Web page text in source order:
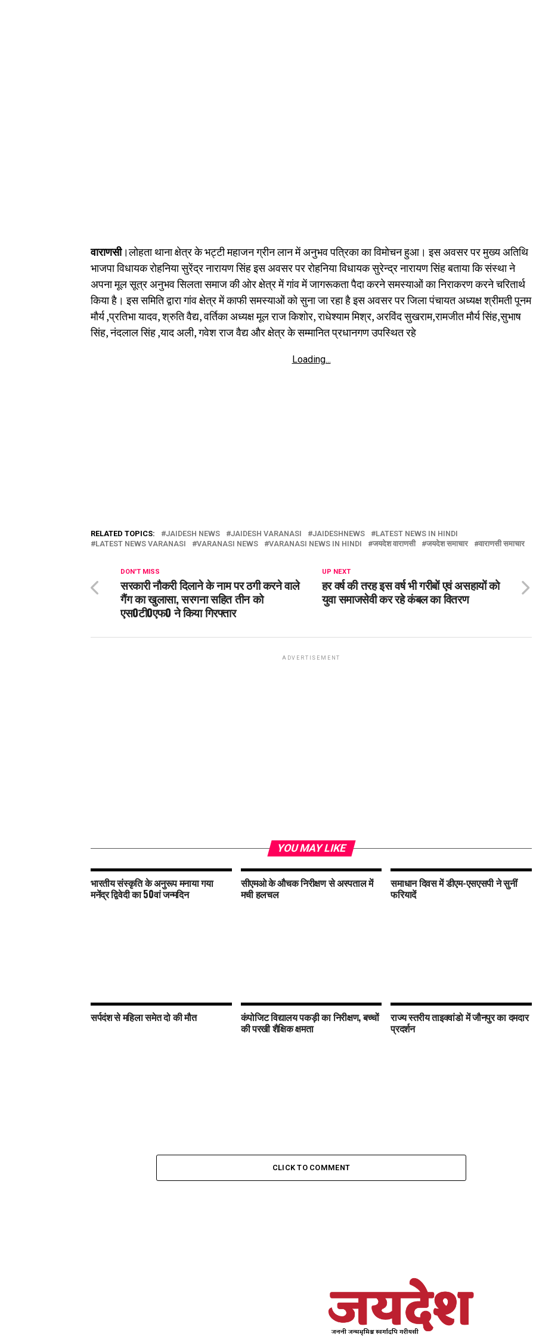
वाराणसी।लोहता थाना क्षेत्र के भट्टी महाजन ग्रीन लान में अनुभव पत्रिका का विमोचन हुआ। इस अवसर पर मुख्य अतिथि
भाजपा विधायक रोहनिया सुरेंद्र नारायण सिंह इस अवसर पर रोहनिया विधायक सुरेन्द्र नारायण सिंह बताया कि संस्था ने
अपना मूल सूत्र अनुभव सिलता समाज की ओर क्षेत्र में गांव में जागरूकता पैदा करने समस्याओं का निराकरण करने चरितार्थ
किया है। इस समिति द्वारा गांव क्षेत्र में काफी समस्याओं को सुना जा रहा है इस अवसर पर जिला पंचायत अध्यक्ष श्रीमती पूनम
मौर्य ,प्रतिभा यादव, श्रुति वैद्य, वर्तिका अध्यक्ष मूल राज किशोर, राधेश्याम मिश्र, अरविंद सुखराम,रामजीत मौर्य सिंह,सुभाष
सिंह, नंदलाल सिंह ,याद अली, गवेश राज वैद्य और क्षेत्र के सम्मानित प्रधानगण उपस्थित रहे
Loading...
RELATED TOPICS: JAIDESH NEWS JAIDESH VARANASI JAIDESHNEWS
LATEST NEWS IN HINDI
LATEST NEWS VARANASI
VARANASI NEWS VARANASI NEWS IN HINDI जयदेश वाराणसी जयदेश समाचार वाराणसी समाचार
UP NEXT
हर वर्ष की तरह इस वर्ष भी गरीबों एवं असहायों को
युवा समाजसेवी कर रहे कंबल का वितरण
DON'T MISS
सरकारी नौकरी दिलाने के नाम पर ठगी करने वाले
गैंग का खुलासा, सरगना सहित तीन को
एस0टी0एफ0 ने किया गिरफ्तार
ADVERTISEMENT
YOU MAY LIKE
भारतीय संस्कृति के अनुरूप मनाया गया
मनेंद्र द्विवेदी का 50वां जन्मदिन
सीएमओ के औचक निरीक्षण से अस्पताल में
मची हलचल
समाधान दिवस में डीएम-एसएसपी ने सुनीं
फरियादें
सर्पदंश से महिला समेत दो की मौत कंपोजिट विद्यालय पकड़ी का निरीक्षण, बच्चों
की परखी शैक्षिक क्षमता
राज्य स्तरीय ताइक्वांडो में जौनपुर का दमदार
प्रदर्शन
CLICK TO COMMENT